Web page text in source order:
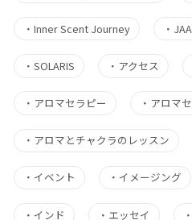
・ Inner Scent Journey ・ JAA
・ SOLARIS ・ アクセス
・ アロマセラピー ・ アロマ
・ アロマとチャクラのレッスン
・ イベント ・ イメージング
・ インド ・ エッセイ ・